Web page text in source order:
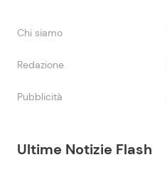
Ultime Notizie Flash
Chi siamo
Redazione
Pubblicità